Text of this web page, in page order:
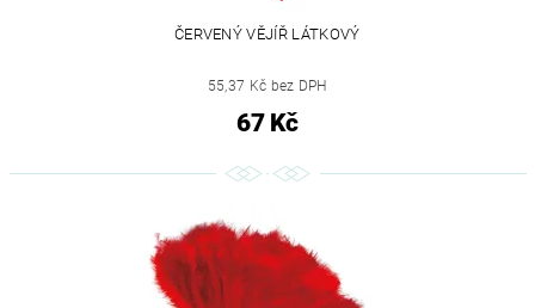
ČERVENÝ VĚJÍŘ LÁTKOVÝ
55,37 Kč bez DPH
67 Kč